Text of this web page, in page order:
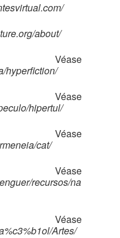
about/
hyperfiction/
hipertul/
cat/
recursos/na
Artes/